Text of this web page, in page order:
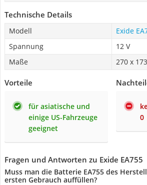
Technische Details
Modell
Exide
Spannung
12 V
Maße
270 x
Vorteile
für asiatische und
einige US-Fahrzeuge
geeignet
0
Fragen und Antworten zu Exide EA755
Muss man die Batterie EA755 des
ersten Gebrauch auffüllen?